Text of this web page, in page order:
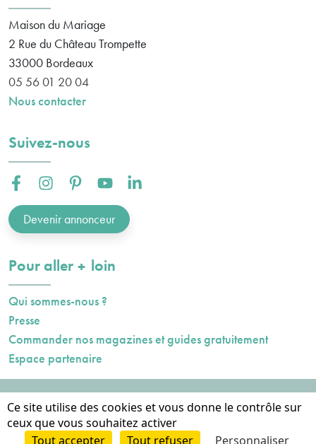
Maison du Mariage
2 Rue du Château Trompette
33000 Bordeaux
05 56 01 20 04
Nous contacter
Suivez-nous
Facebook :Instagram :Pinterest :Youtube :Linkedin :
Devenir annonceur
Pour aller plusloin
Qui sommes-nous ?
Presse
Commander nos magazines et guides gratuitement
Espace partenaire
Données personnelles
Cookies
Ce site utilise des cookies et vous donne le contrôle sur
ceux que vous souhaitez activer
Tout accepter
Tout refuser Personnaliser